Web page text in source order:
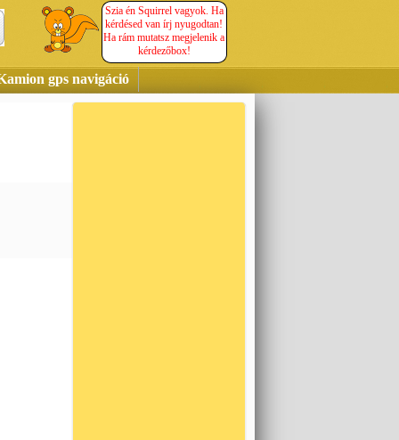
Szia én Squirrel vagyok. Ha
kérdésed van írj nyugodtan!
Ha rám mutatsz megjelenik a
kérdezőbox!
gps navigáció